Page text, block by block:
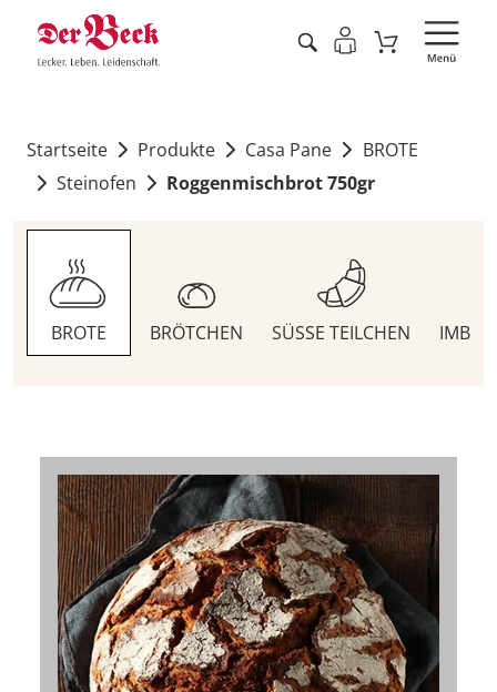
Startseite Produkte Casa Pane
BROTE
Steinofen
Roggenmischbrot 750gr
BROTE BRÖTCHEN SÜSSE TEILCHEN